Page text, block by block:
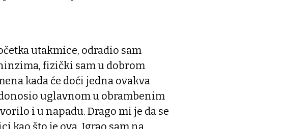
utakmice, odradio sam
fizički sam u dobrom
kada će doći jedna ovakva
uglavnom u obrambenim
i u napadu. Drago mi je da se
kao što je ova. Igrao sam na